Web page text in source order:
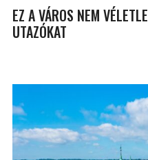
EZ A VÁROS NEM
UTAZÓKAT